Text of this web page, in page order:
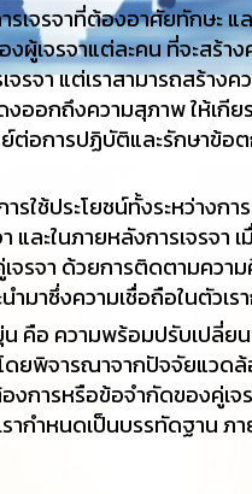
รเจรจาที่ต้องอาศัยทักษะ แ
เจรจาแต่ละคน ที่จะสร้าง
จรจา แต่เราสามารถสร้าง
งออกถึงความสุภาพ ให้เกีย
ย์ต่อการปฏิบัติและรักษาข้อ
รใช้ประโยชน์ทั้งระหว่างกา
และในภายหลังการเจรจา
จรจา ด้วยการติดตามควา
ำมาซึ่งความเชื่อถือในตัวเร
คือ ความพร้อมปรับเปลี่ย
โดยพิจารณาจากปัจจัยแวด
งการหรือข้อจำกัดของคู่เจ
ากำหนดเป็นบรรทัดฐาน ภ